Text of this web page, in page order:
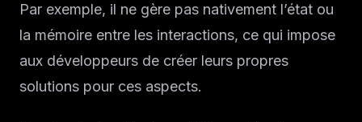
Par exemple, il ne gère pas nativement l’état ou
la mémoire entre les interactions, ce qui impose
aux développeurs de créer leurs propres
solutions pour ces aspects.